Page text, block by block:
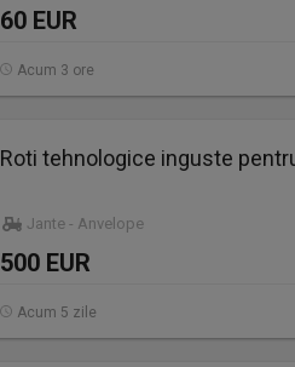
60 EUR
Acum 3 ore
Roti tehnologice inguste
Jante - Anvelope
500 EUR
Acum 5 zile